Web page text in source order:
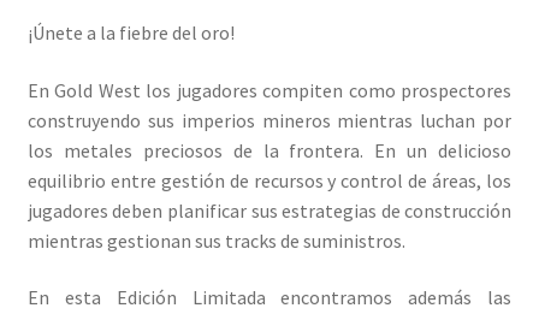
¡Únete a la fiebre del oro!
En Gold West los jugadores compiten como prospectores
construyendo sus imperios mineros mientras luchan por
los metales preciosos de la frontera. En un delicioso
equilibrio entre gestión de recursos y control de áreas, los
jugadores deben planificar sus estrategias de construcción
mientras gestionan sus tracks de suministros.
En esta Edición Limitada encontramos además las